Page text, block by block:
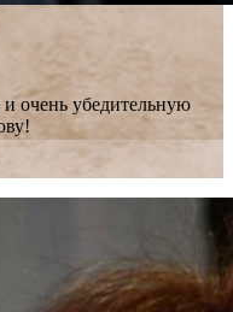
очень убедительную